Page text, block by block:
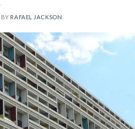
BY RAFAEL JACKSON